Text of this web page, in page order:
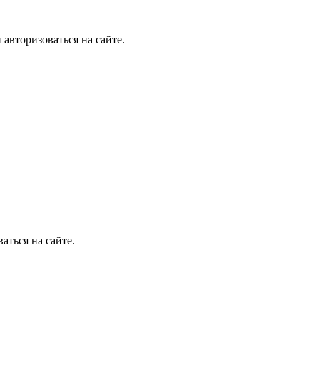
на сайте.
на сайте.